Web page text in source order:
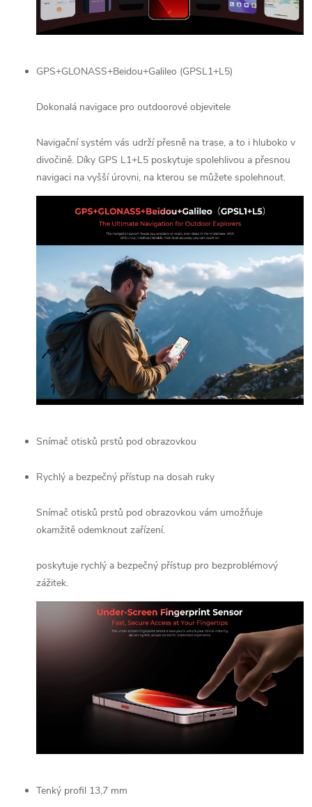
GPS+GLONASS+Beidou+Galileo (GPSL1+L5)
Dokonalá navigace pro outdoorové objevitele
Navigační systém vás udrží přesně na trase, a to i hluboko v
divočině. Díky GPS L1+L5 poskytuje spolehlivou a přesnou
navigaci na vyšší úrovni, na kterou se můžete spolehnout.
Snímač otisků prstů pod obrazovkou
Rychlý a bezpečný přístup na dosah ruky
Snímač otisků prstů pod obrazovkou vám umožňuje
okamžitě odemknout zařízení.
poskytuje rychlý a bezpečný přístup pro bezproblémový
zážitek.
Tenký profil 13,7 mm